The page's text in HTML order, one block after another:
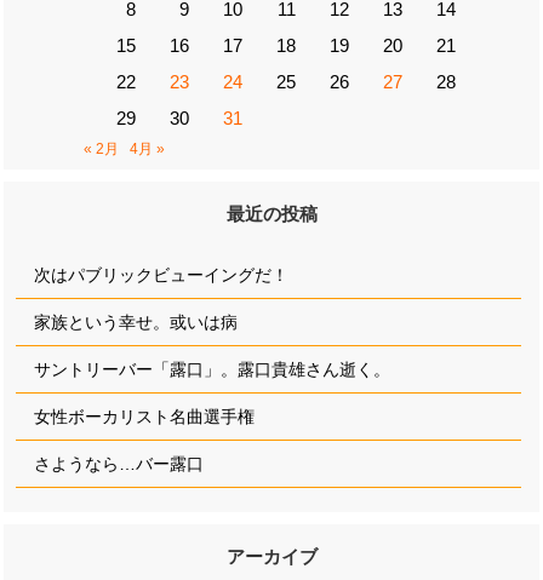
8
9 10 11 12 13
14
15
16 17 18 19 20
21
22
23 24 25 26 27
28
29
30 31
« 2月 4月 »
最近の投稿
次はパブリックビューイングだ！
家族という幸せ。或いは病
サントリーバー「露口」。露口貴雄さん逝く。
女性ボーカリスト名曲選手権
さようなら…バー露口
アーカイブ